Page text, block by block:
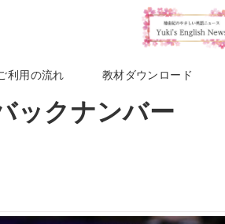
利用の流れ 教材ダウンロード
ックナンバー